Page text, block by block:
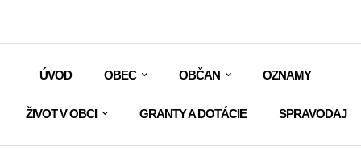
ÚVOD OBEC OBČAN OZNAMY
ŽIVOT V OBCI GRANTY A DOTÁCIE SPRAVODAJ